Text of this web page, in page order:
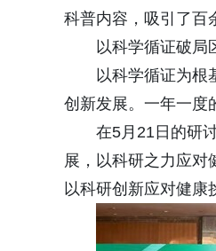
科普内容，吸引了百
以科学循证破局
以科学循证为根
创新发展。一年一度
在5月21日的研
展，以科研之力应对
以科研创新应对健康